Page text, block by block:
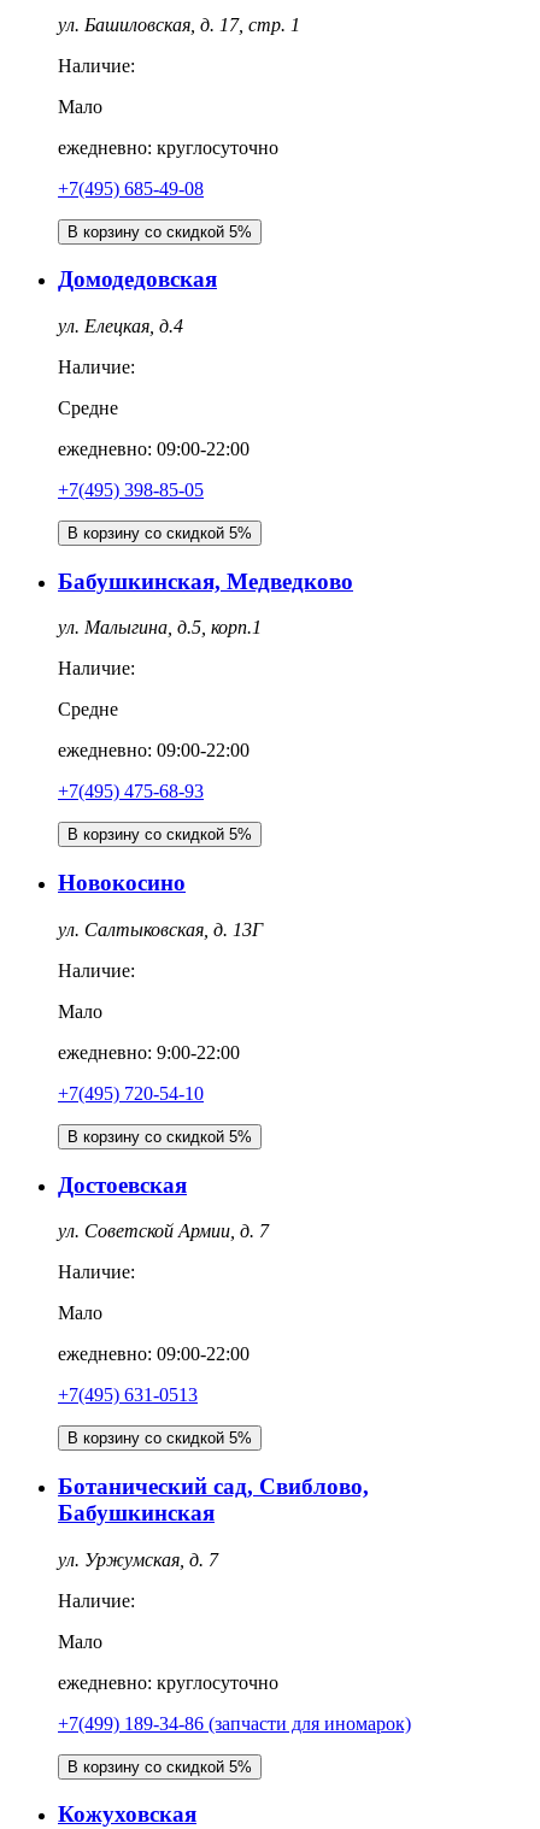
ул. Башиловская, д. 17, стр. 1
Наличие:
Мало
ежедневно: круглосуточно
+7(495) 685-49-08
В корзину со скидкой 5%
Домодедовская
ул. Елецкая, д.4
Наличие:
Средне
ежедневно: 09:00-22:00
+7(495) 398-85-05
В корзину со скидкой 5%
Бабушкинская, Медведково
ул. Малыгина, д.5, корп.1
Наличие:
Средне
ежедневно: 09:00-22:00
+7(495) 475-68-93
В корзину со скидкой 5%
Новокосино
ул. Салтыковская, д. 13Г
Наличие:
Мало
ежедневно: 9:00-22:00
+7(495) 720-54-10
В корзину со скидкой 5%
Достоевская
ул. Советской Армии, д. 7
Наличие:
Мало
ежедневно: 09:00-22:00
+7(495) 631-0513
В корзину со скидкой 5%
Ботанический сад, Свиблово,
Бабушкинская
ул. Уржумская, д. 7
Наличие:
Мало
ежедневно: круглосуточно
+7(499) 189-34-86 (запчасти для иномарок)
В корзину со скидкой 5%
Кожуховская